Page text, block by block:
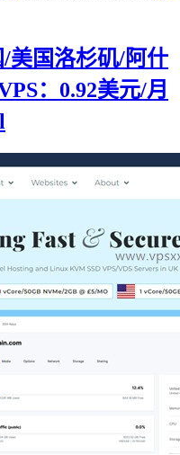
美国洛杉矶/阿什
：0.92美元/月